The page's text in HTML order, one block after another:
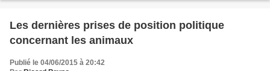
Les dernières prises de position politique
concernant les animaux
Publié le 04/06/2015 à 20:42